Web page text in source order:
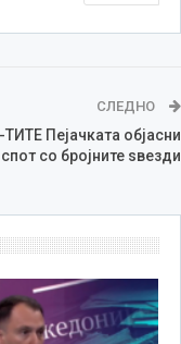
СЛЕДНО
Пејачката објасни
со бројните ѕвезди